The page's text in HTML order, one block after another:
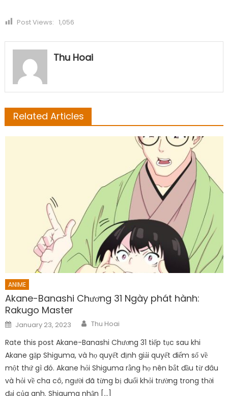
Post Views: 1,056
Thu Hoai
Related Articles
ANIME
Akane-Banashi Chương 31 Ngày phát hành:
Rakugo Master
Posted
on
January 23, 2023 Author
Thu Hoai
Rate this post Akane-Banashi Chương 31 tiếp tục sau khi
Akane gặp Shiguma, và họ quyết định giải quyết điểm số về
một thứ gì đó. Akane hỏi Shiguma rằng họ nên bắt đầu từ đâu
và hỏi về cha cô, người đã từng bị đuổi khỏi trường trong thời
đại của anh. Shiguma nhận […]